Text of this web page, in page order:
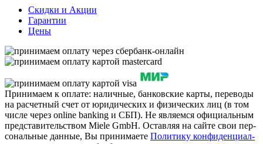
Скидки и Акции
Гарантии
Цены
При­ни­ма­ем к оп­ла­те: на­лич­ные, бан­ковс­кие кар­ты, пе­ре­во­ды
на рас­чет­ный счет от юри­ди­чес­ких и фи­зи­чес­ких лиц (в том
чис­ле че­рез on­li­ne ban­king и СБП). Не яв­ля­ем­ся офи­ци­аль­ным
предс­та­ви­тельст­вом Miele GmbH. Ос­тав­ляя на сай­те свои пер­
со­наль­ные дан­ные, Вы при­ни­ма­е­те По­ли­ти­ку кон­фи­ден­ци­ал­